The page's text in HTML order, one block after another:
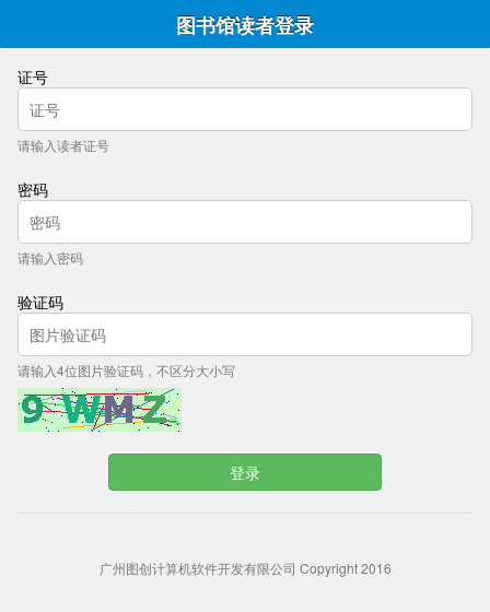
图书馆读者登录
证号
请输入读者证号
密码
请输入密码
验证码
请输入4位图片验证码，不区分大小写
广州图创计算机软件开发有限公司 Copyright 2016